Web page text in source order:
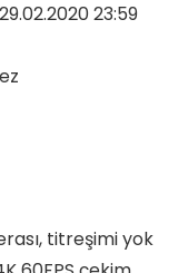
23:59
titreşimi yok